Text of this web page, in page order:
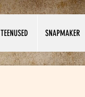
TEENUSED SNAPMAKER